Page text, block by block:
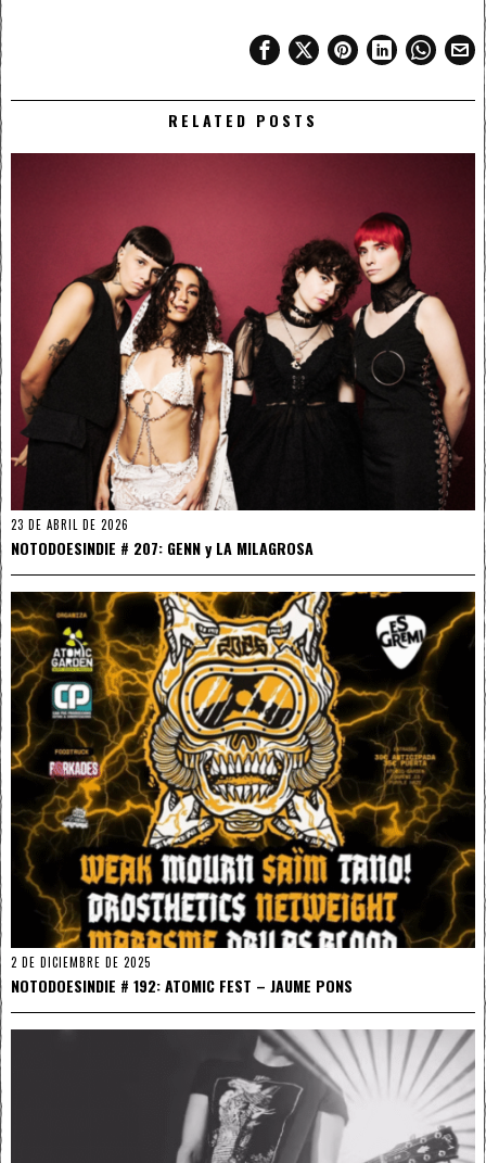
RELATED POSTS
23 DE ABRIL DE 2026
NOTODOESINDIE # 207: GENN y LA MILAGROSA
2 DE DICIEMBRE DE 2025
NOTODOESINDIE # 192: ATOMIC FEST – JAUME PONS